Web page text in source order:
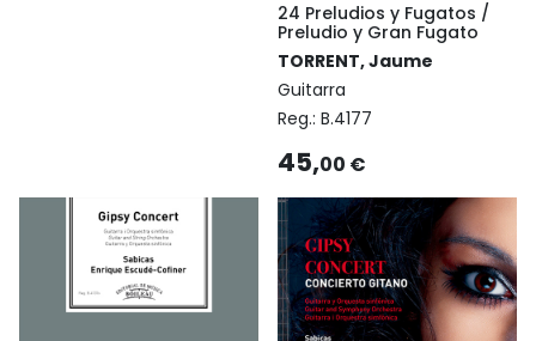
24 Preludios y Fugatos /
Preludio y Gran Fugato
TORRENT, Jaume
Guitarra
Reg.: B.4177
45,00 €